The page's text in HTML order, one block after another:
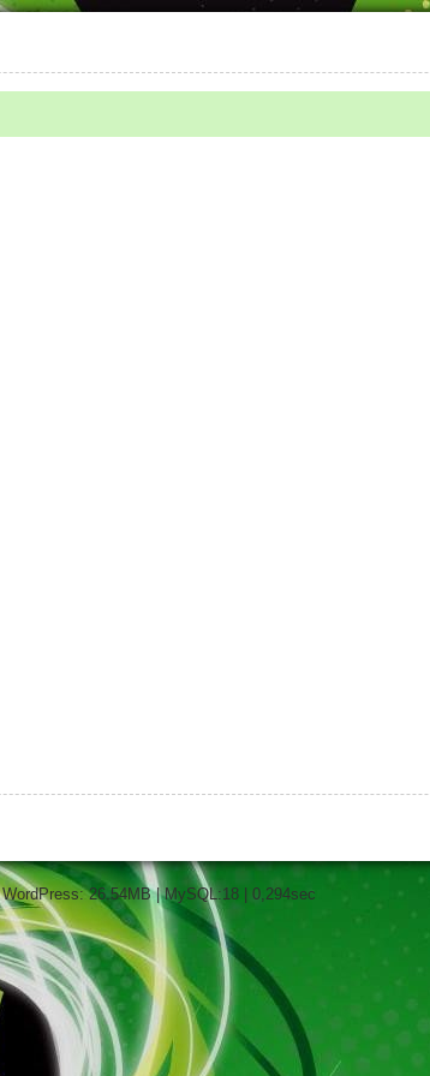
WordPress: 26.54MB | MySQL:18 | 0,294sec